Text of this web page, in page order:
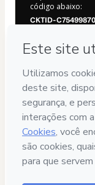
código abaixo:
CKTID-
Clique aqui para
Ao clicar em
que a Hotmart
Dra Chris
pelo conteúdo e/
com os
Termos
restantes
ou autorizado e
Saiba mais sobre
Hotmart ©2026-